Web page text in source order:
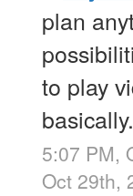
plan
to play
5:07 PM,
Oct 29th,